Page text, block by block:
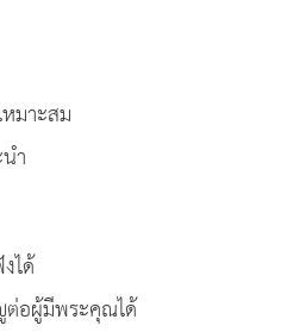
มาะสม
ำ
ได้
อผู้มีพระคุณได้